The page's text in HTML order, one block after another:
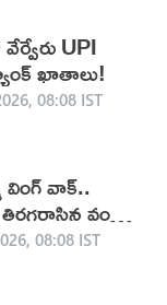
UPI
ఖాతాలు!
08:08 IST
వింగ్ వాక్..
తిరగరాసిన వండర్
08:08 IST